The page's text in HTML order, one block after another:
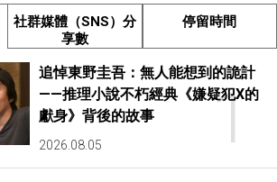
社群媒體（SNS）分
享數
停留時間
1
追悼東野圭吾：無人能想到的詭計
——推理小說不朽經典《嫌疑犯X的
獻身》背後的故事
2026.08.05